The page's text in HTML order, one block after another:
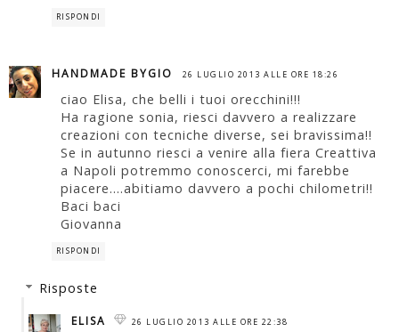
RISPONDI
HANDMADE BYGIO 26 LUGLIO 2013 ALLE ORE 18:26
ciao Elisa, che belli i tuoi orecchini!!!
Ha ragione sonia, riesci davvero a realizzare
creazioni con tecniche diverse, sei bravissima!!
Se in autunno riesci a venire alla fiera Creattiva
a Napoli potremmo conoscerci, mi farebbe
piacere....abitiamo davvero a pochi chilometri!!
Baci baci
Giovanna
RISPONDI
Risposte
ELISA 26 LUGLIO 2013 ALLE ORE 22:38